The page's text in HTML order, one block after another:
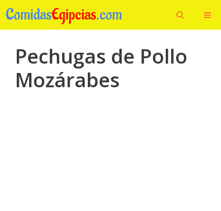
Saltar
al
contenido
Pechugas de Pollo
Mozárabes